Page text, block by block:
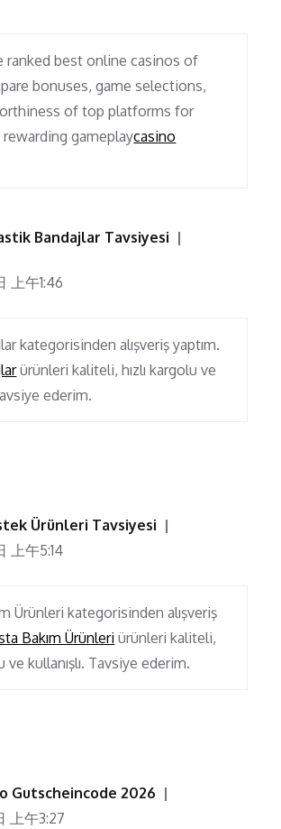
ranked best online casinos of
bonuses, game selections,
of top platforms for
rewarding gameplaycasino
Bandajlar Tavsiyesi
上午1:46
kategorisinden alışveriş yaptım.
ürünleri kaliteli, hızlı kargolu ve
ederim.
Ürünleri Tavsiyesi
上午5:14
Ürünleri kategorisinden alışveriş
Bakım Ürünleri ürünleri kaliteli,
ve kullanışlı. Tavsiye ederim.
Gutscheincode 2026
上午3:27